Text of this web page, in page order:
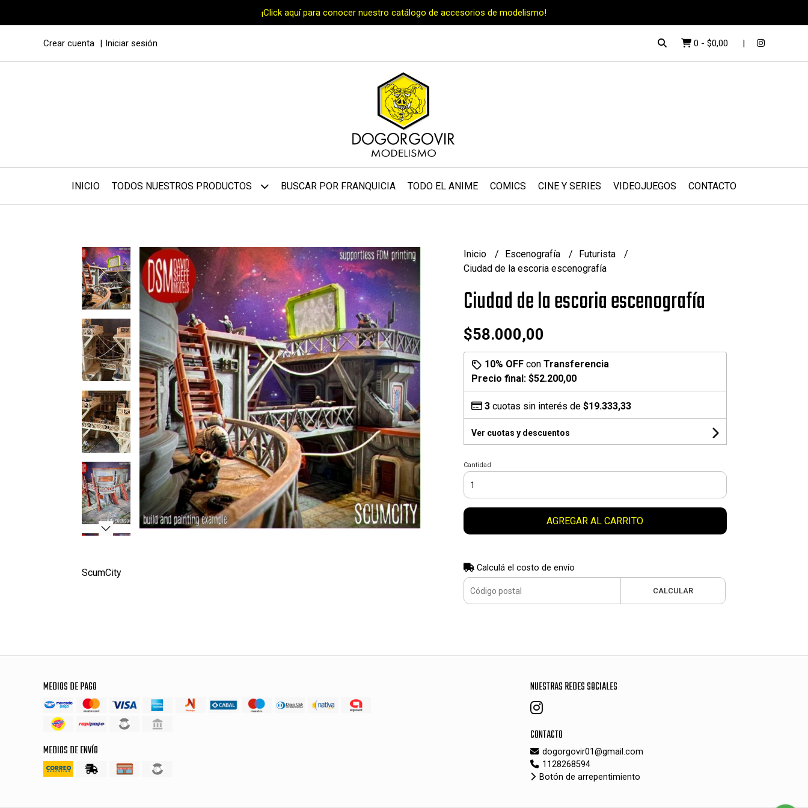
¡Click aquí para conocer nuestro catálogo de accesorios de modelismo!
Crear cuenta Iniciar sesión 0 - $0,00
INICIO TODOS NUESTROS PRODUCTOS BUSCAR POR FRANQUICIA TODO EL ANIME COMICS CINE Y SERIES VIDEOJUEGOS CONTACTO
ScumCity
Inicio Escenografía
Futurista
Ciudad de la escoria escenografía
Ciudad de la escoria escenografía
$58.000,00
10% OFFcon Transferencia
Precio final: $52.200,00
3cuotas sin interés de $19.333,33
Ver cuotas y descuentos
Cantidad
AGREGAR AL CARRITO
Calculá el costo de envío
CALCULAR
MEDIOS DE PAGO
MEDIOS DE ENVÍO
NUESTRAS REDES SOCIALES
CONTACTO
dogorgovir01@gmail.com
1128268594
Botón de arrepentimiento